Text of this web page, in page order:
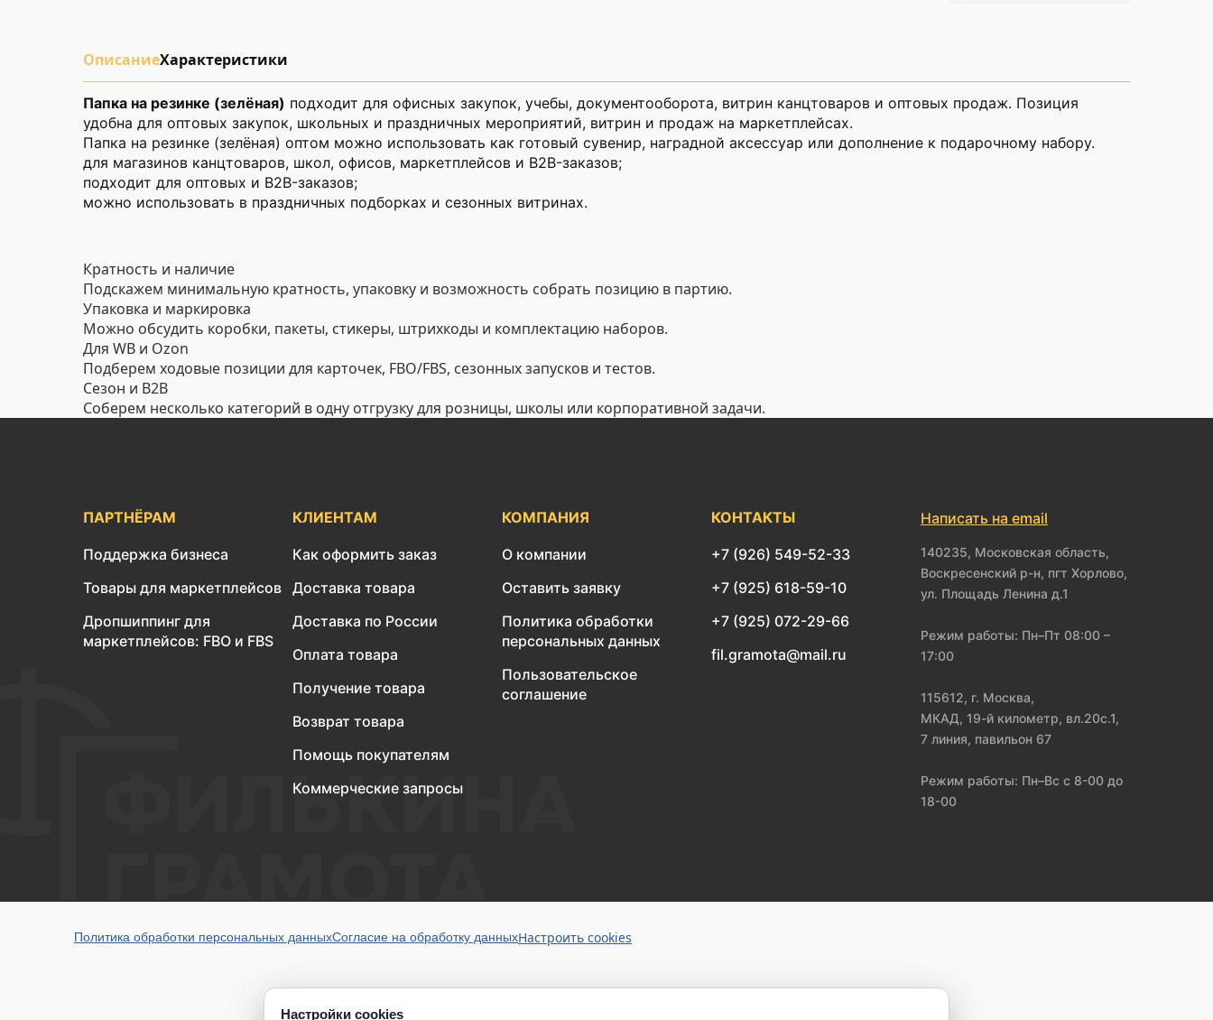
ОписаниеХарактеристики
Папка на резинке (зелёная) подходит для офисных закупок, учебы, документооборота, витрин канцтоваров и оптовых продаж. Позиция
удобна для оптовых закупок, школьных и праздничных мероприятий, витрин и продаж на маркетплейсах.
Папка на резинке (зелёная) оптом можно использовать как готовый сувенир, наградной аксессуар или дополнение к подарочному набору.
для магазинов канцтоваров, школ, офисов, маркетплейсов и B2B-заказов;
подходит для оптовых и B2B-заказов;
можно использовать в праздничных подборках и сезонных витринах.
Кратность и наличие
Подскажем минимальную кратность, упаковку и возможность собрать позицию в партию.
Упаковка и маркировка
Можно обсудить коробки, пакеты, стикеры, штрихкоды и комплектацию наборов.
Для WB и Ozon
Подберем ходовые позиции для карточек, FBO/FBS, сезонных запусков и тестов.
Сезон и B2B
Соберем несколько категорий в одну отгрузку для розницы, школы или корпоративной задачи.
ПАРТНЁРАМ
Поддержка бизнеса
Товары для маркетплейсов
Дропшиппинг для
маркетплейсов: FBO и FBS
КЛИЕНТАМ
Как оформить заказ
Доставка товара
Доставка по России
Оплата товара
Получение товара
Возврат товара
Помощь покупателям
Коммерческие запросы
КОМПАНИЯ
О компании
Оставить заявку
Политика обработки
персональных данных
Пользовательское
соглашение
КОНТАКТЫ
+7 (926) 549-52-33
+7 (925) 618-59-10
+7 (925) 072-29-66
fil.gramota@mail.ru
Написать на email
140235, Московская область,
Воскресенский р-н, пгт Хорлово,
ул. Площадь Ленина д.1
Режим работы: Пн–Пт 08:00 –
17:00
115612, г. Москва,
МКАД, 19-й километр, вл.20с.1,
7 линия, павильон 67
Режим работы: Пн–Вс с 8-00 до
18-00
Политика обработки персональных данныхСогласие на обработку данныхНастроить cookies
Настройки cookies